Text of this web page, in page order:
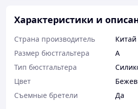
Характеристики и
Страна производитель
Китай
Размер бюстгальтера
A
Тип бюстгальтера
Цвет
Съемные бретели
Да